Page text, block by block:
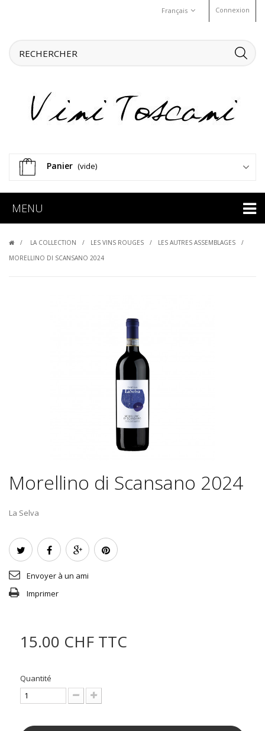
Connexion
Français
Panier (vide)
MENU
LA COLLECTION LES VINS ROUGES
LES AUTRES ASSEMBLAGES
MORELLINO DI SCANSANO 2024
Morellino di Scansano 2024
La Selva
Envoyer à un ami
Imprimer
15.00 CHF TTC
Quantité